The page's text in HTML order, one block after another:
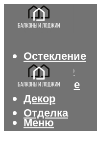
Остекление
Интерьер
Утепление
Декор
Отделка
Меню